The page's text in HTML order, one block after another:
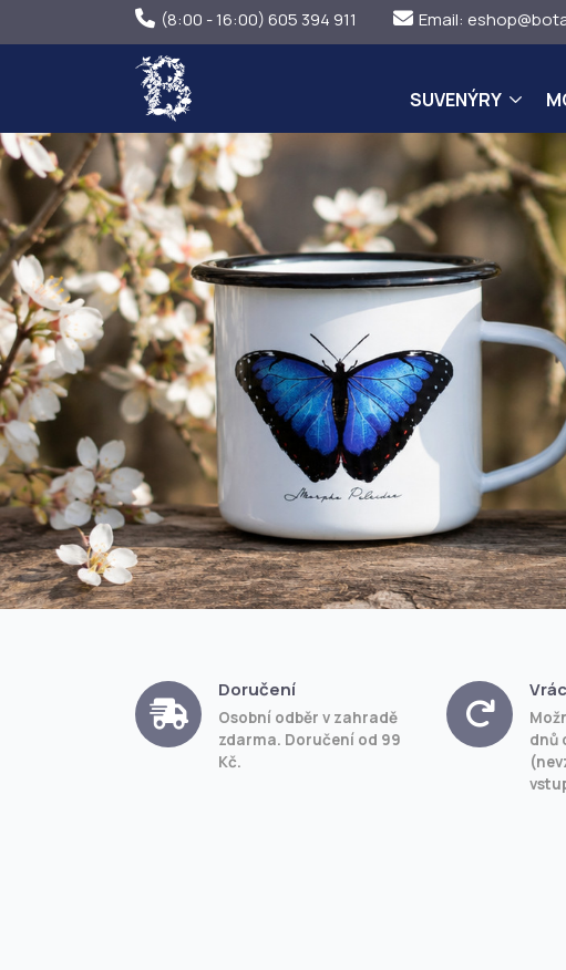
(8:00 - 16:00) 605 394 911 Email:
SUVENÝRY
Doručení
Osobní odběr v zahradě
zdarma. Doručení od 99
Kč.
dnů